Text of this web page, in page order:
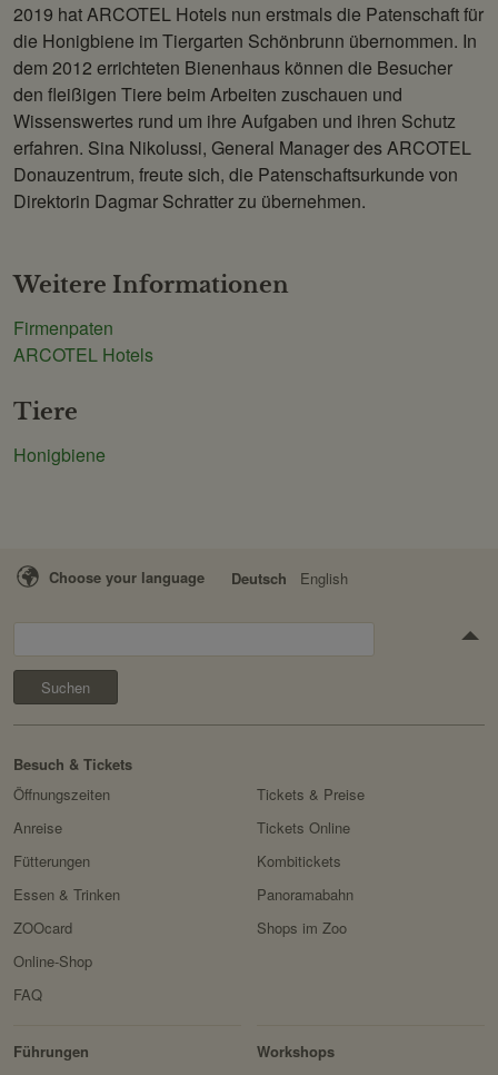
2019 hat ARCOTEL Hotels nun erstmals die Patenschaft für
die Honigbiene im Tiergarten Schönbrunn übernommen. In
dem 2012 errichteten Bienenhaus können die Besucher
den fleißigen Tiere beim Arbeiten zuschauen und
Wissenswertes rund um ihre Aufgaben und ihren Schutz
erfahren. Sina Nikolussi, General Manager des ARCOTEL
Donauzentrum, freute sich, die Patenschaftsurkunde von
Direktorin Dagmar Schratter zu übernehmen.
Weitere Informationen
Firmenpaten
ARCOTEL Hotels
Tiere
Honigbiene
Choose your language Deutsch English
Besuch & Tickets
Öffnungszeiten
Anreise
Fütterungen
Essen & Trinken
ZOOcard
Tickets & Preise
Tickets Online
Kombitickets
Panoramabahn
Shops im Zoo
Online-Shop
FAQ
Zoo
Führungen
Workshops
&